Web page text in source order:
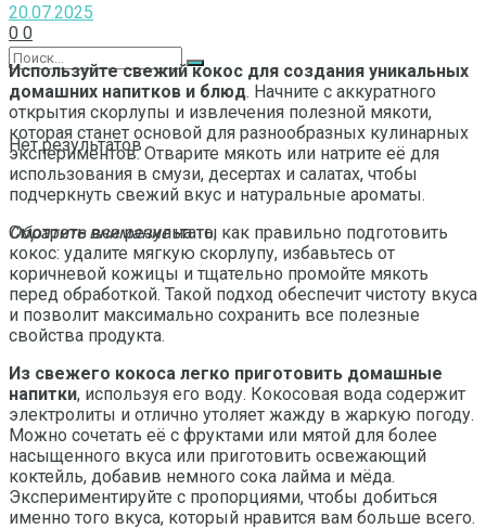
Нет результатов
Смотреть все результаты
20.07.2025
0 0
Используйте свежий кокос для создания уникальных
домашних напитков и блюд. Начните с аккуратного
открытия скорлупы и извлечения полезной мякоти,
которая станет основой для разнообразных кулинарных
экспериментов. Отварите мякоть или натрите её для
использования в смузи, десертах и салатах, чтобы
подчеркнуть свежий вкус и натуральные ароматы.
Обратите вниманиена то, как правильно подготовить
кокос: удалите мягкую скорлупу, избавьтесь от
коричневой кожицы и тщательно промойте мякоть
перед обработкой. Такой подход обеспечит чистоту вкуса
и позволит максимально сохранить все полезные
свойства продукта.
Из свежего кокоса легко приготовить домашные
напитки, используя его воду. Кокосовая вода содержит
электролиты и отлично утоляет жажду в жаркую погоду.
Можно сочетать её с фруктами или мятой для более
насыщенного вкуса или приготовить освежающий
коктейль, добавив немного сока лайма и мёда.
Экспериментируйте с пропорциями, чтобы добиться
именно того вкуса, который нравится вам больше всего.